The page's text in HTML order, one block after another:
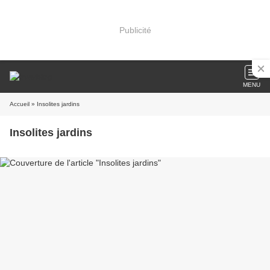
Publicité
MENU
Accueil » Insolites jardins
Insolites jardins